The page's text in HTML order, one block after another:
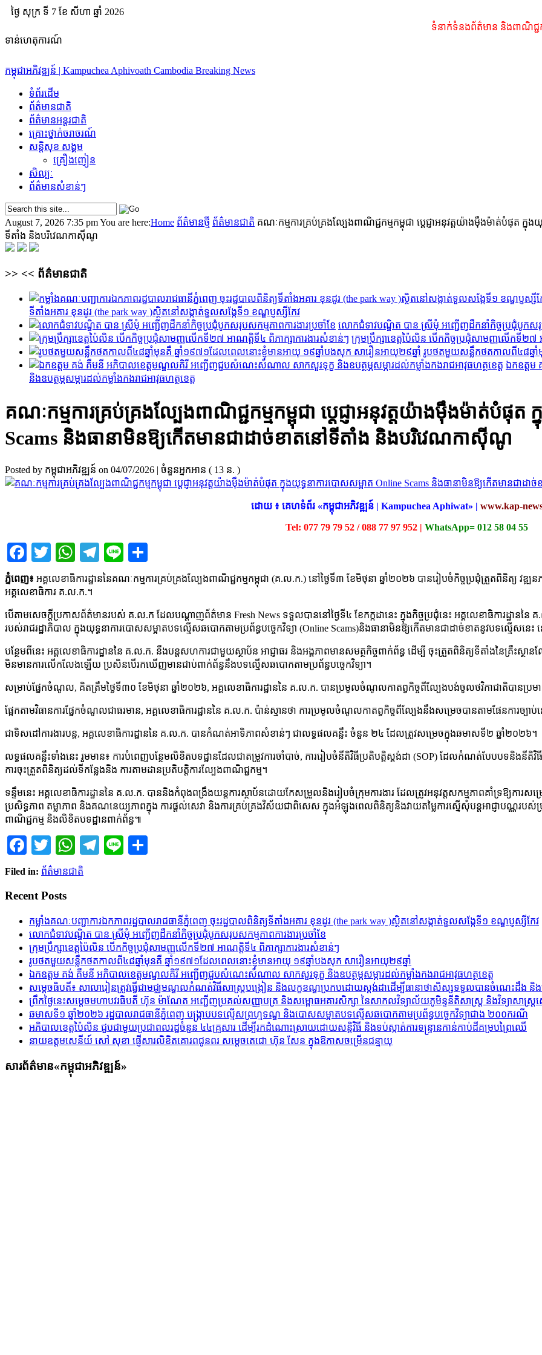
ថ្ងៃ សុក្រ ទី 7​ ខែ សីហា ឆ្នាំ 2026
ទំនាក់ទំនងព័ត៌មាន និងពាណិជ្ជក
ទាន់ហេតុការណ៍
កម្ពុជាអភិវឌ្ឍន៍ | Kampuchea Aphivoath Cambodia Breaking News
ទំព័រដើម
ព័ត៌មានជាតិ
ព័ត៌មានអន្តរជាតិ
គ្រោះថ្នាក់​ចរាចរណ៍
សន្តិសុខ សង្គម
គ្រឿងញៀន
សិល្បៈ
ព័ត៌មាន​សំខាន់ៗ
August 7, 2026 7:35 pmYou are here:Home ព័ត៌មានថ្មី ព័ត៌មានជាតិ គណៈកម្មការគ្រប់គ្រងល្បែងពាណិជ្ជកម្មកម្ពុជា ប្តេជ្ញាអនុវត្តយ៉ាងម៉ឹងម៉ាត់បំផុត ក្
ទីតាំង និងបរិវេណកាស៊ីណូ
>> << ព័ត៌មានជាតិ
ទីតាំងអគារ ខុនដូរ (the park way )ស្ថិតនៅសង្កាត់ទួលសង្កែទី១ ខណ្ឌប្ញស្សីកែវ
លោកជំទាវបណ្ឌិត បាន ស្រីមុំ អញ្ជើញដឹកនាំកិច្ចប្រជុំបូកសរុប
ក្រុមប្រឹក្សាខេត្តប៉ៃលិន បើកកិច្ចប្រជុំសាមញ្ញលើកទី២៧
រូបថតមួយសន្លឹកថតកាលពី៤៨ឆ្នាំ
ឯកឧត្ត
និងឧបត្ថម្ភសម្ភារដល់កម្លាំងកងរាជអាវុធហត្ថខេត្ត
គណៈកម្មការគ្រប់គ្រងល្បែងពាណិជ្ជកម្មកម្ពុជា ប្តេជ្ញាអនុវត្តយ៉ាងម៉ឹងម៉ាត់បំផុ
Scams និងធានាមិនឱ្យកើតមានជាដាច់ខាតនៅទីតាំង និងបរិវេណកាស៊ីណូ
Posted by កម្ពុជាអភិវឌ្ឍន៍ on 04/07/2026 | ចំនួនអ្នកអាន ( 13 ន. )
​ដោយ ៖ គេហទំព័រ «កម្ពុជាអភិវឌ្ឍន៍ | Kampuchea Aphiwat​» | www.kap-
Tel: 077 79 79 52 / 088 77 97 952 | WhatsApp= 012 58 04 55
Facebook
TwitterWhatsApp
Telegram
Line
ភ្នំពេញ៖ អគ្គលេខាធិការដ្ឋាននៃគណៈកម្មការគ្រប់គ្រងល្បែងពាណិជ្ជកម្មកម្ពុជា (គ.ល.ក.) នៅថ្ងៃទី៣ ខែមិថុនា ឆ្នាំ២០២៦ បានរៀបចំកិច្ចប្រជុំត្រួតពិនិត្
អគ្គលេខាធិការ គ.ល.ក.។
បើតាមសេចក្តីប្រកាសព័ត៌មានរបស់ គ.ល.ក ដែលបណ្តាញព័ត៌មាន Fresh News ទទួលបាននៅថ្ងៃទី៤ ខែកក្កដានេះ ក្នុងកិច្ចប្រជុំនេះ អគ្គលេខាធិការដ្ឋាននៃ
របស់រាជរដ្ឋាភិបាល ក្នុងយុទ្ធនាការបោសសម្អាតបទល្មើសឆបោកតាមប្រព័ន្ធបច្ចេកវិទ្យា (Online Scams)និងធានាមិនឱ្យកើតមានជាដាច់ខាតនូវបទល្មើស
បន្ថែមពីនេះ អគ្គលេខាធិការដ្ឋាននៃ គ.ល.ក. នឹងបន្តសហការជាមួយស្ថាប័ន អាជ្ញាធរ និងអង្គភាពមានសមត្ថកិច្ចពាក់ព័ន្ធ ដើម្បី ចុះត្រួតពិនិត្យទីតាំងនៃគ្រឹះស្ថ
មិនមានការលើកលែងឡើយ ប្រសិនបើរកឃើញមានជាប់ពាក់ព័ន្ធនឹងបទល្មើសឆបោកតាមប្រព័ន្ធបច្ចេកវិទ្យា។
សម្រាប់ផ្នែកចំណូល, គិតត្រឹមថ្ងៃទី៣០ ខែមិថុនា ឆ្នាំ២០២៦, អគ្គលេខាធិការដ្ឋាននៃ គ.ល.ក. បានប្រមូលចំណូលកាតព្វកិច្ចពីល្បែងបង់ចូលថវិកាជាតិបានប្រ
ផ្អែកតាមវិធានការផ្នែកចំណូលជាធរមាន, អគ្គលេខាធិការដ្ឋាននៃ គ.ល.ក. ប៉ាន់ស្មានថា ការប្រមូលចំណូលកាតព្វកិច្ចពីល្បែងនឹងសម្រេចបានតាមផែនការច្បាប់
ជាទិសដៅការងារបន្ត, អគ្គលេខាធិការដ្ឋាននៃ គ.ល.ក. បានកំណត់អាទិភាពសំខាន់ៗ ជាលទ្ធផលគន្លឹះ ចំនួន ២៤ ដែលត្រូវសម្រេចក្នុងឆមាសទី២ ឆ្នាំ២០២៦។
លទ្ធផលគន្លឹះទាំងនេះ រួមមាន៖ ការបំពេញបន្ថែមលិខិតបទដ្ឋានដែលជាតម្រូវការចាំបាច់, ការរៀបចំនីតិវិធីប្រតិបត្តិស្តង់ដា (SOP) ដែលកំណត់បែបបទនិងនីតិវិធី ក
ការចុះត្រួតពិនិត្យដល់ទីកន្លែងនិង ការតាមដានប្រតិបត្តិការល្បែងពាណិជ្ជកម្ម។
ទន្ទឹមនេះ អគ្គលេខាធិការដ្ឋាននៃ គ.ល.ក. បាននិងកំពុងពង្រឹងយន្តការស្ថាប័នដោយកែសម្រួលនិងរៀបចំក្រុមការងារ ដែលត្រូវអនុវត្តសកម្មភាពគាំទ្រឱ្យការសម្
ប្រសិទ្ធភាព តម្លាភាព និងគណនេយ្យភាពក្នុង ការផ្តល់សេវា និងការគ្រប់គ្រងវិស័យជាពិសេស ក្នុងអំឡុងពេលពិនិត្យនិងវាយតម្លៃការស្នើសុំបន្តអាជ្ញាបណ្ណរបស់
ពាណិជ្ជកម្ម និងលិខិតបទដ្ឋានពាក់ព័ន្ធ៕
Facebook
TwitterWhatsApp
Telegram
Line
Filed in: ព័ត៌មានជាតិ
Recent Posts
កម្លាំងគណៈបញ្ជាការឯកភាពរដ្ឋបាលរាជធានីភ្នំពេញ ចុះរដ្ឋបាលពិនិត្យទីតាំងអគារ ខុនដូរ (the park way )ស្ថិតនៅសង្កាត់ទួលសង្កែទី១ ខណ្ឌប្ញស្សីកែវ
លោកជំទាវបណ្ឌិត បាន ស្រីមុំ អញ្ជើញដឹកនាំកិច្ចប្រជុំបូកសរុបសកម្មភាពការងារប្រចាំខែ
ក្រុមប្រឹក្សាខេត្តប៉ៃលិន បើកកិច្ចប្រជុំសាមញ្ញលើកទី២៧ អាណត្តិទី៤ ពិភាក្សាការងារសំខាន់ៗ
រូបថតមួយសន្លឹកថតកាលពី៤៨ឆ្នាំមុនគឺ ឆ្នាំ១៩៧១ដែលពេលនោះខ្ញុំមានអាយុ ១៩ឆ្នាំបងសុក សារឿនអាយុ២៩ឆ្នាំ
ឯកឧត្តម គង់ គឹមនី អភិបាលខេត្តមណ្ឌលគិរី អញ្ជើញជួបសំណេះសំណាល សាកសួរទុក្ខ និងឧបត្ថម្ភសម្ភារដល់កម្លាំងកងរាជអាវុធហត្ថខេត្ត
សម្ដេចធិបតី​៖ សាលារៀនត្រូវធ្វើជាមជ្ឈមណ្ឌលកំណត់វិធីសាស្ត្របង្រៀន និងលក្ខខណ្ឌប្រកបដោយស្តង់ដាដើម្បីធានាថាសិស្សទទួលបានចំណេះដឹង
ព្រឹកថ្ងៃនេះសម្តេចមហាបវរធិបតី ហ៊ុន ម៉ាណែត អញ្ជើញប្រគល់សញ្ញាបត្រ និងសម្ពោធអគារសិក្សា នៃសាកលវិទ្យាល័យភូមិន្ទនីតិសាស្ត្រ និងវិទ្យាសាស្ត្រស
ឆមាសទី១ ឆ្នាំ២០២៦​ រដ្ឋបាលរាជធានីភ្នំពេញ បង្ក្រាបបទល្មើសព្រហ្មទណ្ឌ និងបោសសម្អាតបទល្មើសឆបោកតាមប្រព័ន្ធបច្ចេកវិទ្យាជាង ២០០ករណី
អភិបាលខេត្តប៉ៃលិន ជួបជាមួយប្រជាពលរដ្ឋចំនួន ៤៤គ្រួសារ ដើម្បីរកដំណោះស្រាយដោយសន្តិវិធី និងទប់ស្កាត់ការទន្ទ្រានកាន់កាប់ដីគម្របព្រៃឈើ
នាយឧត្តមសេនីយ៍ សៅ សុខា ផ្ញើសារលិខិតគោរពជូនពរ សម្ដេចតេជោ ហ៊ុន សែន ក្នុងឱកាសចម្រើនជន្មាយុ
សារព័ត៌មាន«កម្ពុជាអភិវឌ្ឍន៍»